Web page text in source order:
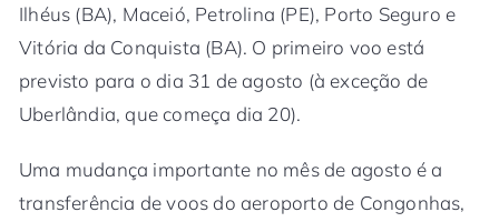
Ilhéus (BA), Maceió, Petrolina (PE), Porto Seguro e
Vitória da Conquista (BA). O primeiro voo está
previsto para o dia 31 de agosto (à exceção de
Uberlândia, que começa dia 20).
Uma mudança importante no mês de agosto é a
transferência de voos do aeroporto de Congonhas,